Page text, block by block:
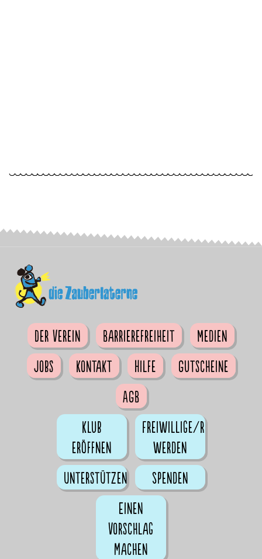
Der Verein Barrierefreiheit
Medien
Jobs
Kontakt Hilfe
Gutscheine
AGB
Klub
eröffnen
Freiwillige/r
werden
Unterstützen
Spenden
Einen
Vorschlag
machen